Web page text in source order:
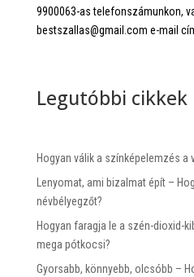
9900063-as telefonszámunkon,
bestszallas@gmail.com e-mail
Legutóbbi cikkek
Hogyan válik a színképelemzés a
Lenyomat, ami bizalmat épít –
névbélyegzőt?
Hogyan faragja le a szén-dioxid-
mega pótkocsi?
Gyorsabb, könnyebb, olcsóbb –